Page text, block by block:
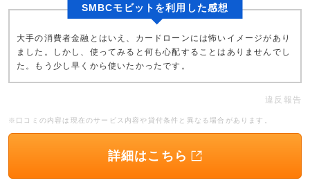
SMBCモビットを利用した感想
大手の消費者金融とはいえ、カードローンには怖いイメージがあり
ました。しかし、使ってみると何も心配することはありませんでし
た。もう少し早くから使いたかったです。
違反報告
※口コミの内容は現在のサービス内容や貸付条件と異なる場合があります。
詳細はこちら